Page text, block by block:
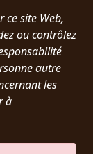
ce site Web,
ou contrôlez
autre
les
à